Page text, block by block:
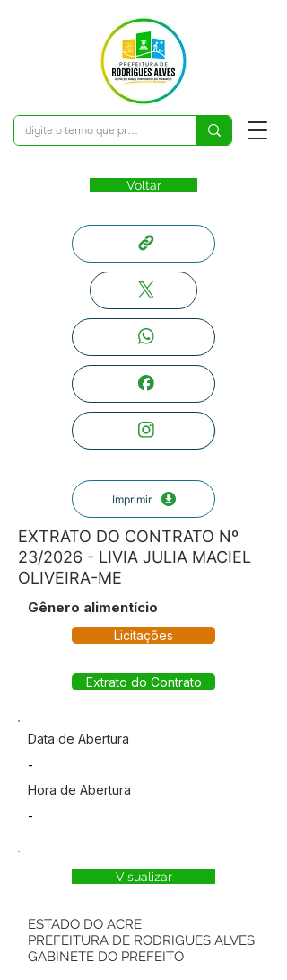
Voltar
Imprimir
EXTRATO DO CONTRATO Nº
23/2026 - LIVIA JULIA MACIEL
OLIVEIRA-ME
Gênero alimentício
Licitações
Extrato do Contrato
Data de Abertura
-
Hora de Abertura
-
Visualizar
ESTADO DO ACRE
PREFEITURA DE RODRIGUES ALVES
GABINETE DO PREFEITO